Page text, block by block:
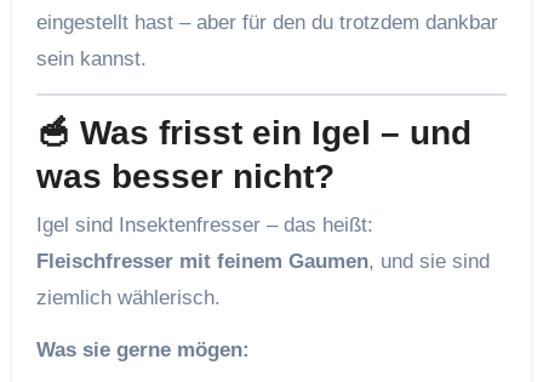
eingestellt hast – aber für den du trotzdem dankbar
sein kannst.
🥣 Was frisst ein Igel – und
was besser nicht?
Igel sind Insektenfresser – das heißt:
Fleischfresser mit feinem Gaumen, und sie sind
ziemlich wählerisch.
Was sie gerne mögen: